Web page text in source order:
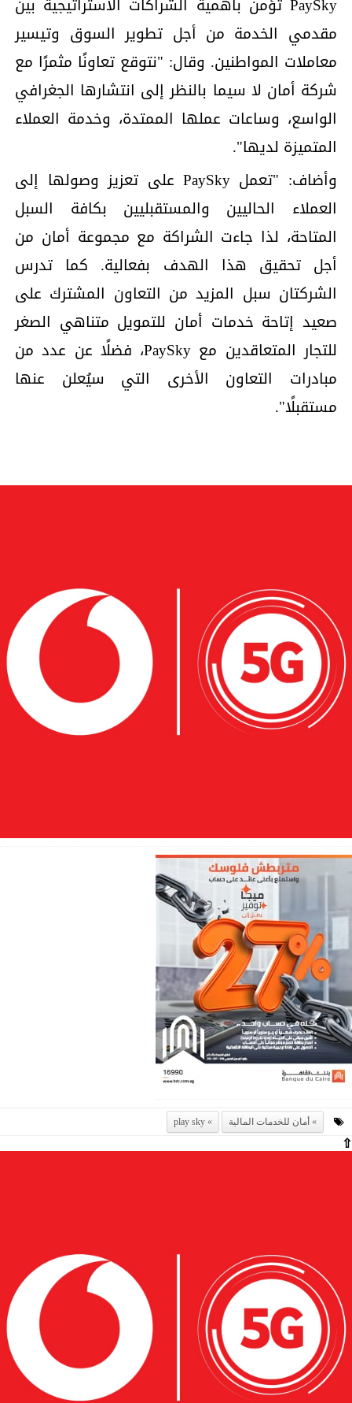
مقدمي الخدمة من أجل تطوير السوق وتيسير
معاملات المواطنين. وقال: "نتوقع تعاونًا مثمرًا مع
شركة أمان لا سيما بالنظر إلى انتشارها الجغرافي
الواسع، وساعات عملها الممتدة، وخدمة العملاء
المتميزة لديها".
وأضاف: "تعمل PaySky على تعزيز وصولها إلى
العملاء الحاليين والمستقبليين بكافة السبل
المتاحة، لذا جاءت الشراكة مع مجموعة أمان من
أجل تحقيق هذا الهدف بفعالية. كما تدرس
الشركتان سبل المزيد من التعاون المشترك على
صعيد إتاحة خدمات أمان للتمويل متناهي الصغر
للتجار المتعاقدين مع PaySky، فضلًا عن عدد من
مبادرات التعاون الأخرى التي سيُعلن عنها
مستقبلًا".
أمان للخدمات المالية play sky
⇧